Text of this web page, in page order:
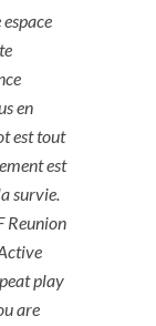
en
est tout
est
survie.
Reunion
play
are